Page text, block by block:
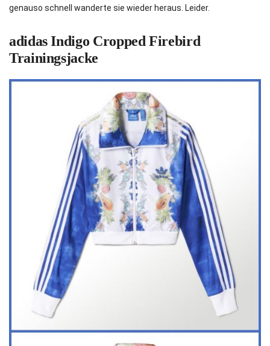
genauso schnell wanderte sie wieder heraus. Leider.
adidas Indigo Cropped Firebird
Trainingsjacke